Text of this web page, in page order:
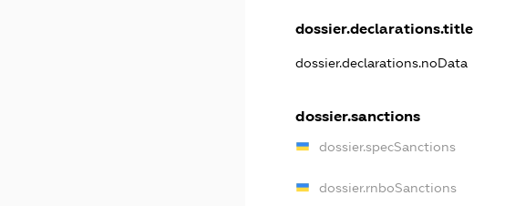
dossier.declarations.title
dossier.declarations.noData
dossier.sanctions
dossier.specSanctions
dossier.rnboSanctions